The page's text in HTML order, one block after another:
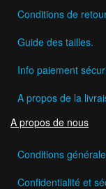
Conditions de
Guide des tailles.
Info paiement
A propos de la
A propos de nous
Conditions
Confidentialité et